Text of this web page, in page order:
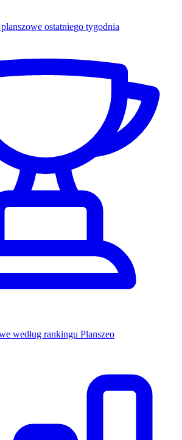
ostatniego tygodnia
według rankingu Planszeo